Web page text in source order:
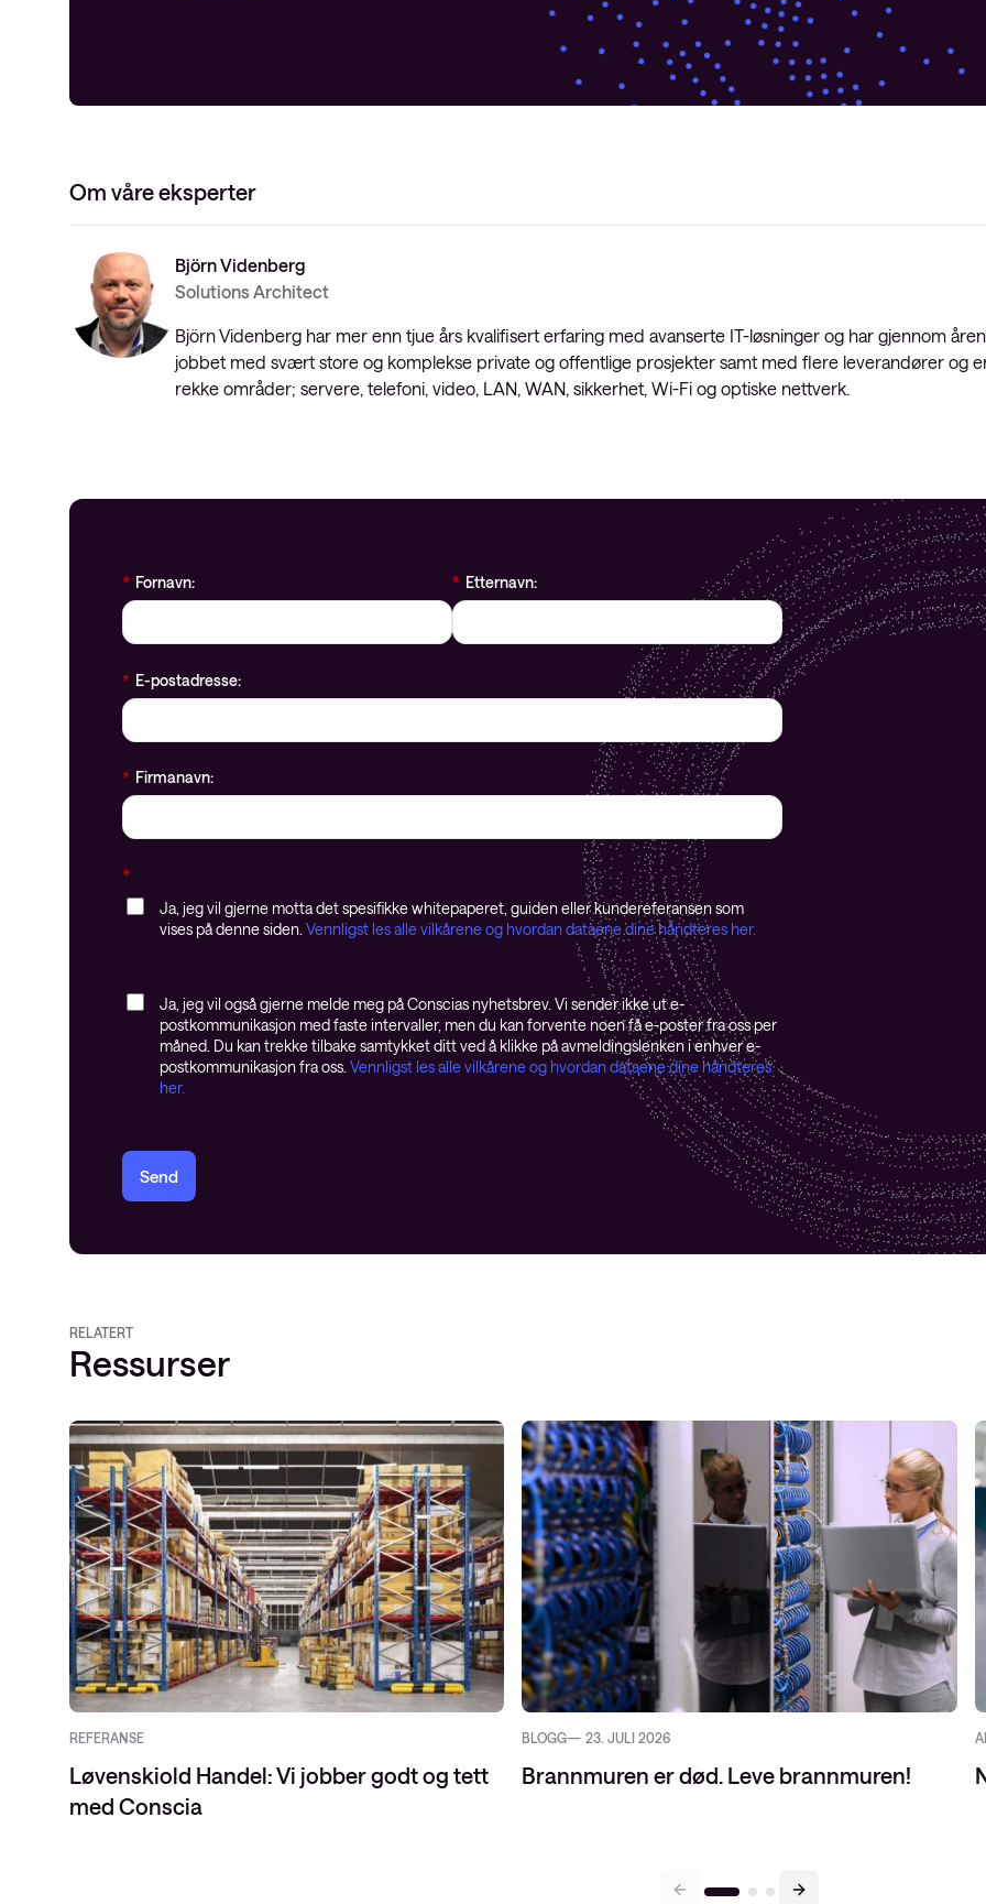
Om våre eksperter
Björn Videnberg
Solutions Architect
Björn Videnberg har mer enn tjue års kvalifisert erfaring med avanserte IT-løsninger og har gjennom
jobbet med svært store og komplekse private og offentlige prosjekter samt med flere leverandører og
rekke områder; servere, telefoni, video, LAN, WAN, sikkerhet, Wi-Fi og optiske nettverk.
* Fornavn: * Etternavn:
* E-postadresse:
* Firmanavn:
*
Ja, jeg vil gjerne motta det spesifikke whitepaperet, guiden eller kundereferansen som
vises på denne siden. Vennligst les alle vilkårene og hvordan dataene dine håndteres her.
Ja, jeg vil også gjerne melde meg på Conscias nyhetsbrev. Vi sender ikke ut e-
postkommunikasjon med faste intervaller, men du kan forvente noen få e-poster fra oss per
måned. Du kan trekke tilbake samtykket ditt ved å klikke på avmeldingslenken i enhver e-
postkommunikasjon fra oss. Vennligst les alle vilkårene og hvordan dataene dine håndteres
her.
Send
RELATERT
Ressurser
REFERANSE
Løvenskiold Handel: Vi jobber godt og tett
med Conscia
BLOGG 23. JULI 2026
Brannmuren er død. Leve brannmuren!